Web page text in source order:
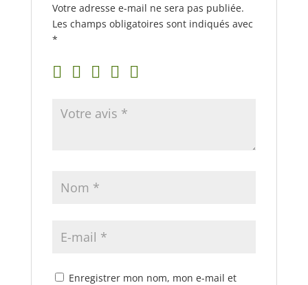
Votre adresse e-mail ne sera pas publiée.
Les champs obligatoires sont indiqués avec
*
Enregistrer mon nom, mon e-mail et